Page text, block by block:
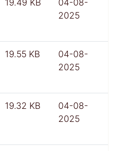
2025
19.55 KB
04-08-
2025
19.32 KB
04-08-
2025